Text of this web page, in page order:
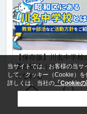
【保存版】川名中学校
要と特徴｜時をいかせ
になれる
当サイトでは、お客様の当
して、クッキー（Cookie）
詳しくは、当社の 「Cookie